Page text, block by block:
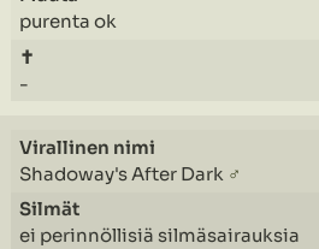
purenta ok
-
Shadoway's After Dark ♂
ei perinnöllisiä silmäsairauksia